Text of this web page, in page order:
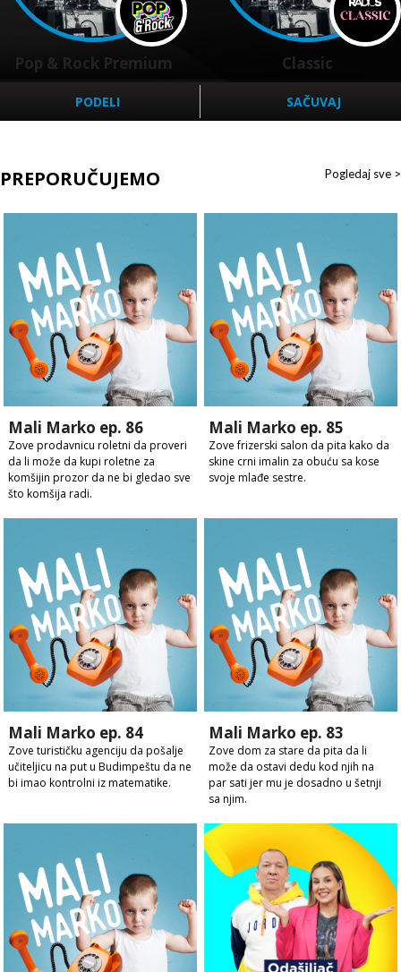
Pop & Rock Premium Classic
PODELI SAČUVAJ
PREPORUČUJEMO Pogledaj sve >
Mali Marko ep. 86
Zove prodavnicu roletni da proveri
da li može da kupi roletne za
komšijin prozor da ne bi gledao sve
što komšija radi.
Mali Marko ep. 85
Zove frizerski salon da pita kako da
skine crni imalin za obuću sa kose
svoje mlađe sestre.
Mali Marko ep. 84
Zove turističku agenciju da pošalje
učiteljicu na put u Budimpeštu da ne
bi imao kontrolni iz matematike.
Mali Marko ep. 83
Zove dom za stare da pita da li
može da ostavi dedu kod njih na
par sati jer mu je dosadno u šetnji
sa njim.